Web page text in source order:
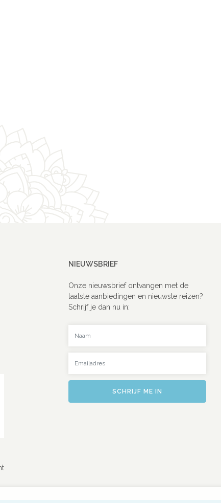
NIEUWSBRIEF
Onze nieuwsbrief ontvangen met de
laatste aanbiedingen en nieuwste reizen?
Schrijf je dan nu in:
SCHRIJF ME IN